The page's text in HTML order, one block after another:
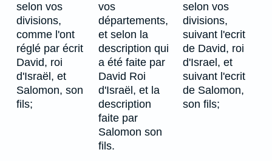
selon vos
divisions,
comme l'ont
réglé par écrit
David, roi
d'Israël, et
Salomon, son
fils;
vos
départements,
et selon la
description qui
a été faite par
David Roi
d'Israël, et la
description
faite par
Salomon son
fils.
selon vos
divisions,
suivant l'ecrit
de David, roi
d'Israel, et
suivant l'ecrit
de Salomon,
son fils;